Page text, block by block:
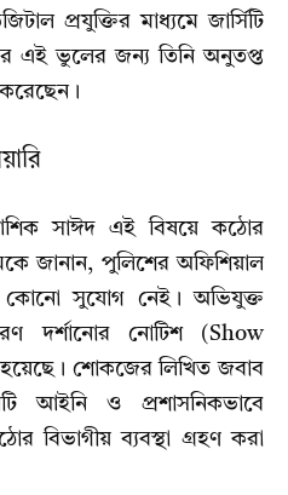
প্রযুক্তির মাধ্যমে জার্সিটি
এই ভুলের জন্য তিনি অনুতপ্ত
সাঈদ এই বিষয়ে কঠোর
জানান, পুলিশের অফিশিয়াল
কোনো সুযোগ নেই। অভিযুক্ত
দর্শানোর নোটিশ (Show
শোকজের লিখিত জবাব
আইনি ও প্রশাসনিকভাবে
বিভাগীয় ব্যবস্থা গ্রহণ করা